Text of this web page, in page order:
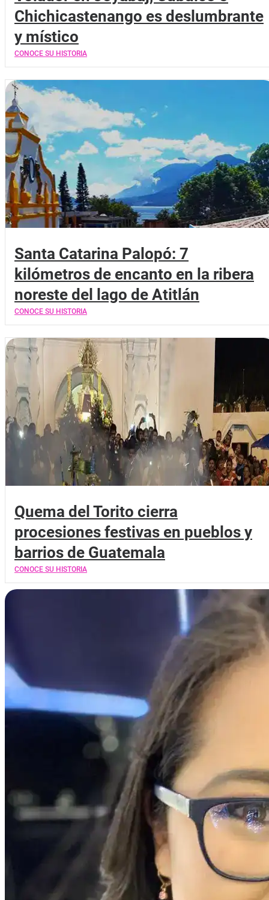
Chichicastenango es deslumbrante
y místico
CONOCE SU HISTORIA
Santa Catarina Palopó: 7
kilómetros de encanto en la ribera
noreste del lago de Atitlán
CONOCE SU HISTORIA
Quema del Torito cierra
procesiones festivas en pueblos y
barrios de Guatemala
CONOCE SU HISTORIA